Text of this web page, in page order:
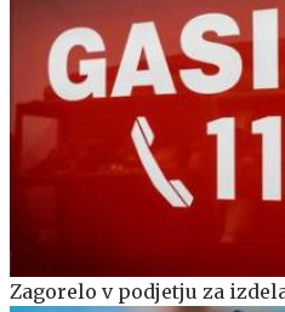
Zagorelo v podjetju za